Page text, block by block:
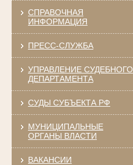
СПРАВОЧНАЯ
ИНФОРМАЦИЯ
ПРЕСС-СЛУЖБА
УПРАВЛЕНИЕ СУДЕБНОГО
ДЕПАРТАМЕНТА
СУДЫ СУБЪЕКТА РФ
МУНИЦИПАЛЬНЫЕ
ОРГАНЫ ВЛАСТИ
ВАКАНСИИ